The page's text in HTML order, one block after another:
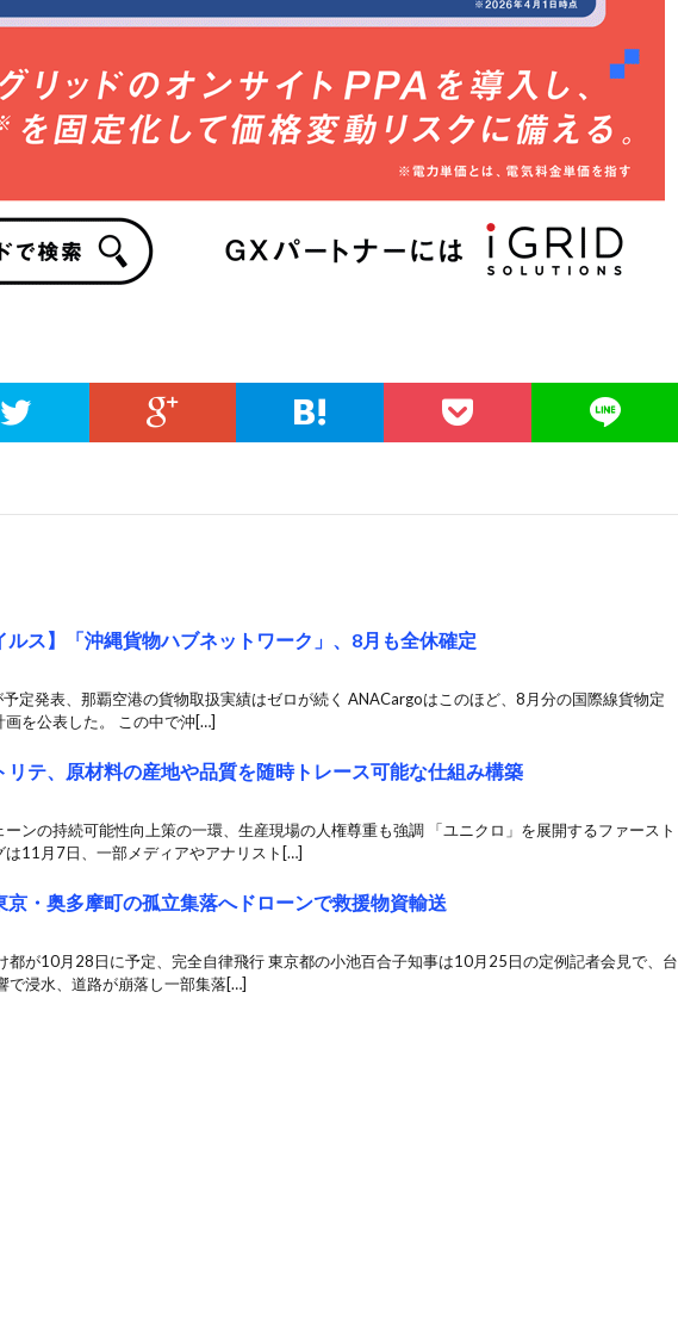
ルス】「沖縄貨物ハブネットワーク」、8月も全休確定
定発表、那覇空港の貨物取扱実績はゼロが続く ANACargoはこのほど、8月分の国際線貨物定
画を公表した。 この中で沖[…]
リテ、原材料の産地や品質を随時トレース可能な仕組み構築
ーンの持続可能性向上策の一環、生産現場の人権尊重も強調 「ユニクロ」を展開するファースト
は11月7日、一部メディアやアナリスト[…]
京・奥多摩町の孤立集落へドローンで救援物資輸送
都が10月28日に予定、完全自律飛行 東京都の小池百合子知事は10月25日の定例記者会見で、台
で浸水、道路が崩落し一部集落[…]